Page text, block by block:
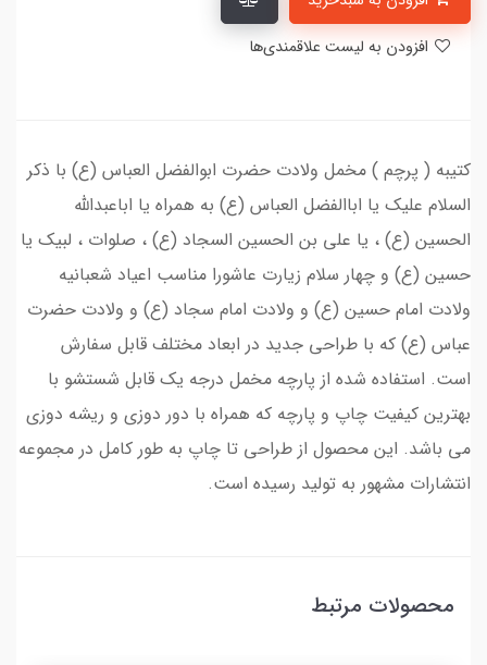
کتیبه ( پرچم ) مخمل ولادت حضرت ابوالفضل العباس (ع) با ذکر
السلام علیک یا اباالفضل العباس (ع) به همراه یا اباعبدالله
الحسین (ع) ، یا علی بن الحسین السجاد (ع) ، صلوات ، لبیک یا
حسین (ع) و چهار سلام زیارت عاشورا مناسب اعیاد شعبانیه
ولادت امام حسین (ع) و ولادت امام سجاد (ع) و ولادت حضرت
عباس (ع) که با طراحی جدید در ابعاد مختلف قابل سفارش
است. استفاده شده از پارچه مخمل درجه یک قابل شستشو با
بهترین کیفیت چاپ و پارچه که همراه با دور دوزی و ریشه دوزی
می باشد. این محصول از طراحی تا چاپ به طور کامل در مجموعه
انتشارات مشهور به تولید رسیده است.
محصولات مرتبط